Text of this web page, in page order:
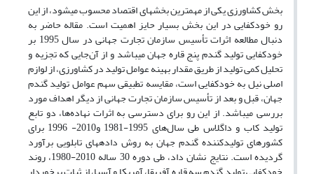
بخش کشاورزی یکی از مهم­ترین بخش­های اقتصاد محسوب می­شود، از این
رو خودکفایی در این بخش بسیار حایز اهمیت است. مقاله‌ حاضر به
دنبال مطالعه اثرات تأسیس سازمان تجارت جهانی در سال 1995 بر
خودکفایی تولید گندم پنج قاره جهان می­باشد و از آن‌جایی که تجزیه و
تحلیل کمی تولید از طریق مقدار بهینه عوامل تولید در کشاورزی، از لوازم
اصلی نیل به خودکفایی است، مقایسه تطبیقی سهم عوامل تولید گندم
جهان، قبل و بعد از تأسیس سازمان تجارت جهانی از دیگر اهداف مورد
بررسی می­باشد. از این رو برای دسترسی به اثرات نهاده‌ها، دو تابع
تولید کاب و داگلاس طی سال‌های 1995-1981 و2010- 1996 برای
کشور­های تولیدکننده گندم جهان به روش داده­های تابلویی برآورد
گردیده است. نتایج نشان داد، طی دوره 30 ساله 2010-1980، روند